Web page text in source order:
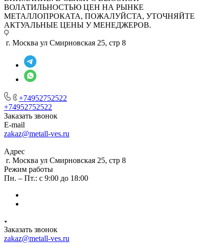
ВОЛАТИЛЬНОСТЬЮ ЦЕН НА РЫНКЕ
МЕТАЛЛОПРОКАТА, ПОЖАЛУЙСТА, УТОЧНЯЙТЕ
АКТУАЛЬНЫЕ ЦЕНЫ У МЕНЕДЖЕРОВ.
г. Москва ул Смирновская 25, стр 8
+74952752522
+74952752522
Заказать звонок
E-mail
zakaz@metall-ves.ru
Адрес
г. Москва ул Смирновская 25, стр 8
Режим работы
Пн. – Пт.: с 9:00 до 18:00
Заказать звонок
zakaz@metall-ves.ru